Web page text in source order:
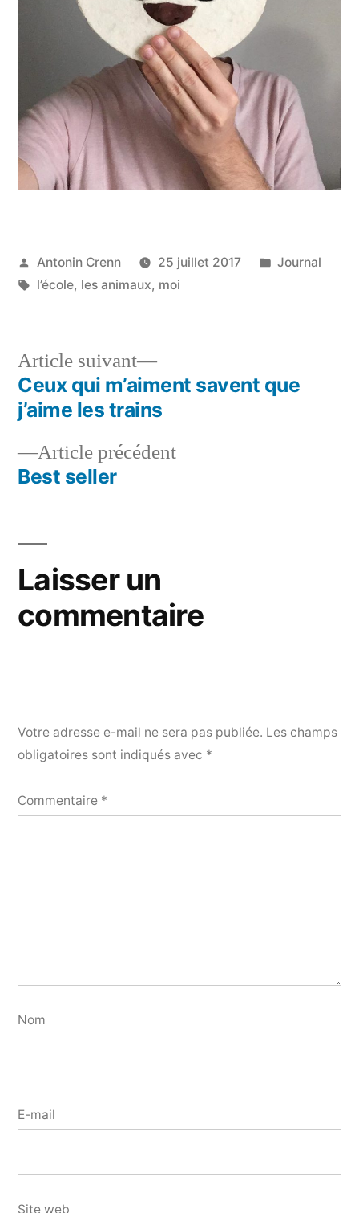
Publié
par
Antonin Crenn 25 juillet 2017
Publié
Journal
Étiquettes :
l’école, les animaux, moi
Navigation
l’article
Article précédentArticle
Best seller
Article suivant
Article
suivant :
Ceux qui m’aiment savent que
j’aime les trains
Laisser un
commentaire
Votre adresse e-mail ne sera pas publiée. Les champs
obligatoires sont indiqués avec *
Commentaire *
Nom
E-mail
Site web